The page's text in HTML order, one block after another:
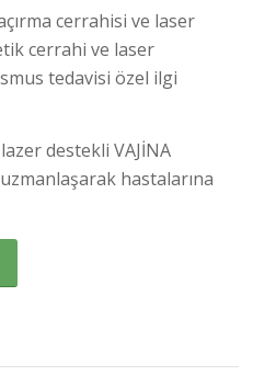
cerrahisi ve laser
cerrahi ve laser
tedavisi özel ilgi
destekli VAJİNA
hastalarına